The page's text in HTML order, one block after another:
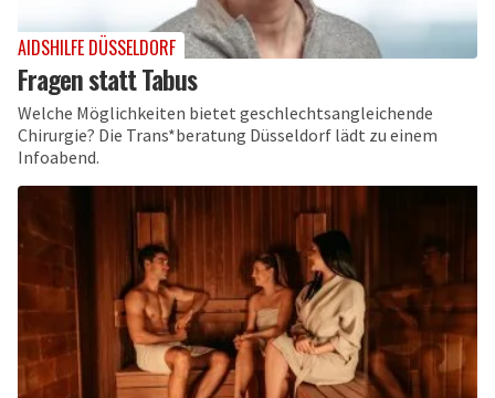
AIDSHILFE DÜSSELDORF
Fragen statt Tabus
Welche Möglichkeiten bietet geschlechtsangleichende
Chirurgie? Die Trans*beratung Düsseldorf lädt zu einem
Infoabend.